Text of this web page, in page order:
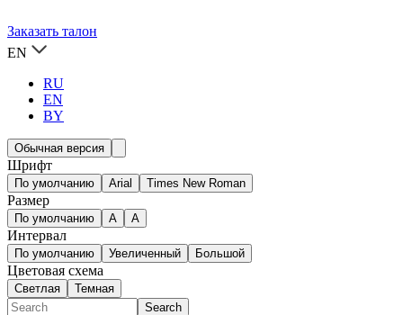
Заказать талон
EN
RU
EN
BY
Обычная версия
Шрифт
По умолчанию Arial Times New Roman
Размер
По умолчанию A A
Интервал
По умолчанию Увеличенный Большой
Цветовая схема
Светлая Темная